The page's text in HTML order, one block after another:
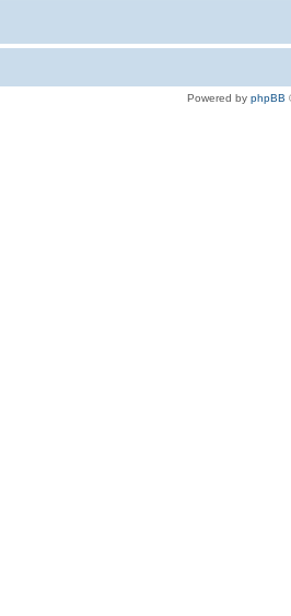
Powered by phpBB